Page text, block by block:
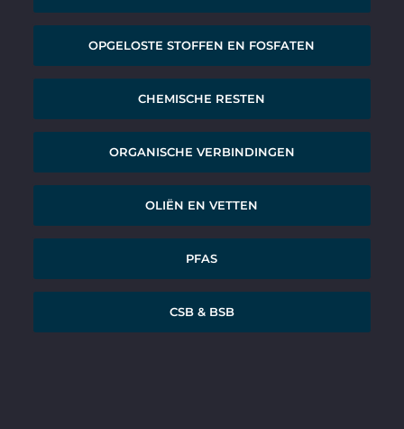
OPGELOSTE STOFFEN EN FOSFATEN
CHEMISCHE RESTEN
ORGANISCHE VERBINDINGEN
OLIËN EN VETTEN
PFAS
CSB & BSB